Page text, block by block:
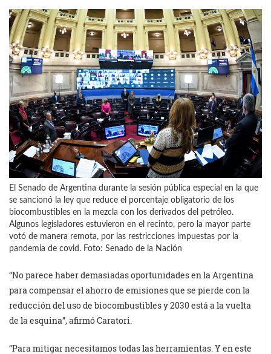
El Senado de Argentina durante la sesión pública especial en la que
se sancionó la ley que reduce el porcentaje obligatorio de los
biocombustibles en la mezcla con los derivados del petróleo.
Algunos legisladores estuvieron en el recinto, pero la mayor parte
votó de manera remota, por las restricciones impuestas por la
pandemia de covid. Foto: Senado de la Nación
“No parece haber demasiadas oportunidades en la Argentina
para compensar el ahorro de emisiones que se pierde con la
reducción del uso de biocombustibles y 2030 está a la vuelta
de la esquina”, afirmó Caratori.
“Para mitigar necesitamos todas las herramientas. Y en este